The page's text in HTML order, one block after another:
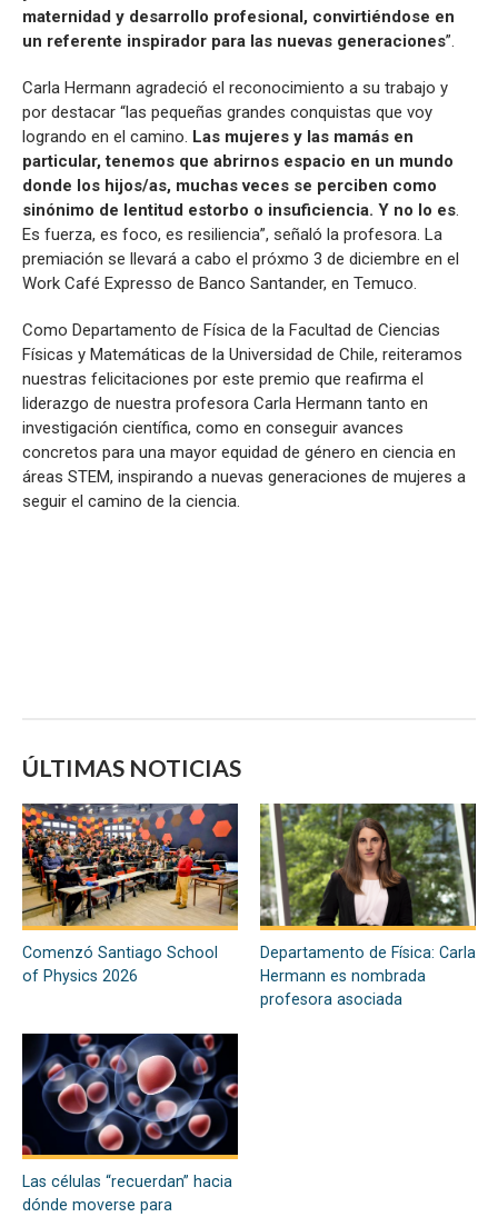
maternidad y desarrollo profesional, convirtiéndose en
un referente inspirador para las nuevas generaciones”.
Carla Hermann agradeció el reconocimiento a su trabajo y
por destacar “las pequeñas grandes conquistas que voy
logrando en el camino. Las mujeres y las mamás en
particular, tenemos que abrirnos espacio en un mundo
donde los hijos/as, muchas veces se perciben como
sinónimo de lentitud estorbo o insuficiencia. Y no lo es.
Es fuerza, es foco, es resiliencia”, señaló la profesora. La
premiación se llevará a cabo el próxmo 3 de diciembre en el
Work Café Expresso de Banco Santander, en Temuco.
Como Departamento de Física de la Facultad de Ciencias
Físicas y Matemáticas de la Universidad de Chile, reiteramos
nuestras felicitaciones por este premio que reafirma el
liderazgo de nuestra profesora Carla Hermann tanto en
investigación científica, como en conseguir avances
concretos para una mayor equidad de género en ciencia en
áreas STEM, inspirando a nuevas generaciones de mujeres a
seguir el camino de la ciencia.
ÚLTIMAS NOTICIAS
Comenzó Santiago School
of Physics 2026
Departamento de Física: Carla
Hermann es nombrada
profesora asociada
Las células “recuerdan” hacia
dónde moverse para